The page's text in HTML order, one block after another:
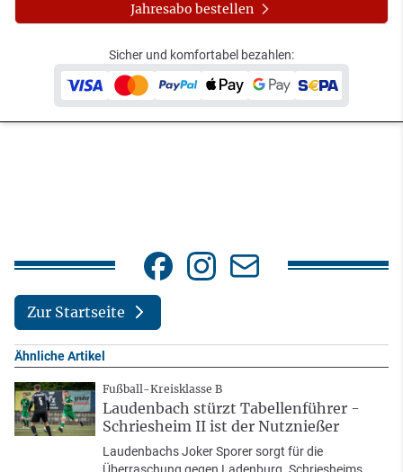
Jahresabo bestellen
Sicher und komfortabel bezahlen:
Zur Startseite
Ähnliche Artikel
Fußball-Kreisklasse B
Laudenbach stürzt Tabellenführer -
Schriesheim II ist der Nutznießer
Laudenbachs Joker Sporer sorgt für die